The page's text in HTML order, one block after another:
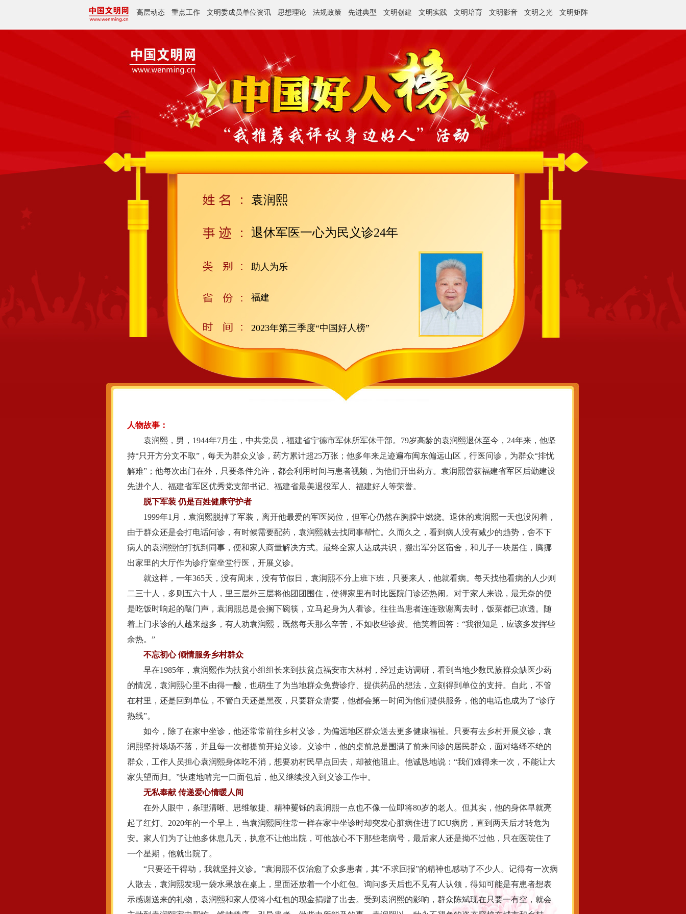
高层动态 重点工作 文明委成员单位资讯 思想理论 法规政策 先进典型 文明创建 文明实践 文明培育 文明影音 文明之光 文明矩阵
袁润熙
退休军医一心为民义诊24年
助人为乐
福建
2023年第三季度“中国好人榜”
人物故事：
袁润熙，男，1944年7月生，中共党员，福建省宁德市军休所军休干部。79岁高龄的袁润熙退休至今，24年来，他坚
持“只开方分文不取”，每天为群众义诊，药方累计超25万张；他多年来足迹遍布闽东偏远山区，行医问诊，为群众“排忧
解难”；他每次出门在外，只要条件允许，都会利用时间与患者视频，为他们开出药方。袁润熙曾获福建省军区后勤建设
先进个人、福建省军区优秀党支部书记、福建省最美退役军人、福建好人等荣誉。
脱下军装 仍是百姓健康守护者
1999年1月，袁润熙脱掉了军装，离开他最爱的军医岗位，但军心仍然在胸膛中燃烧。退休的袁润熙一天也没闲着，
由于群众还是会打电话问诊，有时候需要配药，袁润熙就去找同事帮忙。久而久之，看到病人没有减少的趋势，舍不下
病人的袁润熙怕打扰到同事，便和家人商量解决方式。最终全家人达成共识，搬出军分区宿舍，和儿子一块居住，腾挪
出家里的大厅作为诊疗室坐堂行医，开展义诊。
就这样，一年365天，没有周末，没有节假日，袁润熙不分上班下班，只要来人，他就看病。每天找他看病的人少则
二三十人，多则五六十人，里三层外三层将他团团围住，使得家里有时比医院门诊还热闹。对于家人来说，最无奈的便
是吃饭时响起的敲门声，袁润熙总是会搁下碗筷，立马起身为人看诊。往往当患者连连致谢离去时，饭菜都已凉透。随
着上门求诊的人越来越多，有人劝袁润熙，既然每天那么辛苦，不如收些诊费。他笑着回答：“我很知足，应该多发挥些
余热。”
不忘初心 倾情服务乡村群众
早在1985年，袁润熙作为扶贫小组组长来到扶贫点福安市大林村，经过走访调研，看到当地少数民族群众缺医少药
的情况，袁润熙心里不由得一酸，也萌生了为当地群众免费诊疗、提供药品的想法，立刻得到单位的支持。自此，不管
在村里，还是回到单位，不管白天还是黑夜，只要群众需要，他都会第一时间为他们提供服务，他的电话也成为了“诊疗
热线”。
如今，除了在家中坐诊，他还常常前往乡村义诊，为偏远地区群众送去更多健康福祉。只要有去乡村开展义诊，袁
润熙坚持场场不落，并且每一次都提前开始义诊。义诊中，他的桌前总是围满了前来问诊的居民群众，面对络绎不绝的
群众，工作人员担心袁润熙身体吃不消，想要劝村民早点回去，却被他阻止。他诚恳地说：“我们难得来一次，不能让大
家失望而归。”快速地啃完一口面包后，他又继续投入到义诊工作中。
无私奉献 传递爱心情暖人间
在外人眼中，条理清晰、思维敏捷、精神矍铄的袁润熙一点也不像一位即将80岁的老人。但其实，他的身体早就亮
起了红灯。2020年的一个早上，当袁润熙同往常一样在家中坐诊时却突发心脏病住进了ICU病房，直到两天后才转危为
安。家人们为了让他多休息几天，执意不让他出院，可他放心不下那些老病号，最后家人还是拗不过他，只在医院住了
一个星期，他就出院了。
“只要还干得动，我就坚持义诊。”袁润熙不仅治愈了众多患者，其“不求回报”的精神也感动了不少人。记得有一次病
人散去，袁润熙发现一袋水果放在桌上，里面还放着一个小红包。询问多天后也不见有人认领，得知可能是有患者想表
示感谢送来的礼物，袁润熙和家人便将小红包的现金捐赠了出去。受到袁润熙的影响，群众陈斌现在只要一有空，就会